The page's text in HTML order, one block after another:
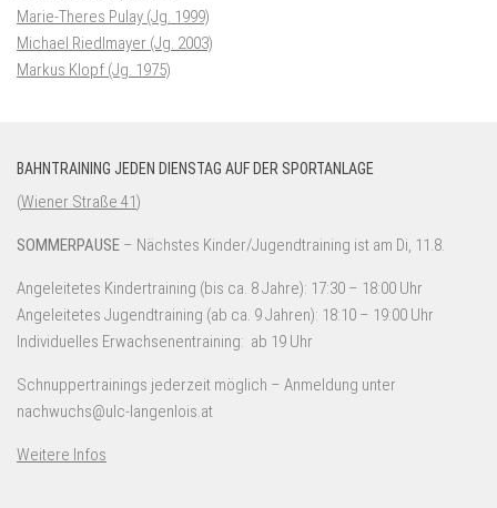
Marie-Theres Pulay (Jg. 1999)
Michael Riedlmayer (Jg. 2003)
Markus Klopf (Jg. 1975)
BAHNTRAINING JEDEN DIENSTAG AUF DER SPORTANLAGE
(Wiener Straße 41)
SOMMERPAUSE – Nächstes Kinder/Jugendtraining ist am Di, 11.8.
Angeleitetes Kindertraining (bis ca. 8 Jahre): 17:30 – 18:00 Uhr
Angeleitetes Jugendtraining (ab ca. 9 Jahren): 18:10 – 19:00 Uhr
Individuelles Erwachsenentraining: ab 19 Uhr
Schnuppertrainings jederzeit möglich – Anmeldung unter
nachwuchs@ulc-langenlois.at
Weitere Infos